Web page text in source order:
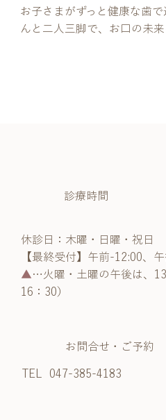
お子さまがずっと健康な歯
んと二人三脚で、お口の未来
診療時間
休診日：木曜・日曜・祝日
【最終受付】午前-12:00、
▲ …火曜・土曜の午後は、
16：30）
お問合せ・ご予約
TEL 047-385-4183